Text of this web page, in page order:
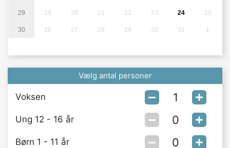
29 19 20 21 22 23 24 25
30 26 27 28 29 30 31 1
Vælg antal personer
Voksen
Ung 12 - 16 år
Børn 1 - 11 år